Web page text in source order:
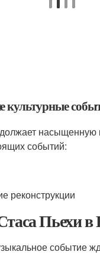
культурные
насыщенную
событий:
реконструкции
Пьехи в
событие